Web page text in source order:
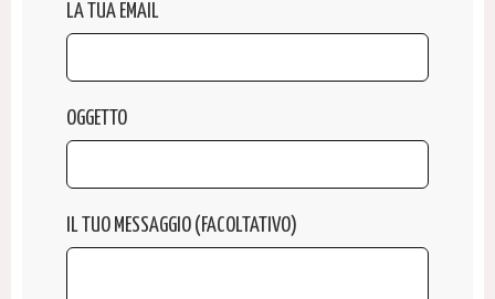
LA TUA EMAIL
OGGETTO
IL TUO MESSAGGIO (FACOLTATIVO)